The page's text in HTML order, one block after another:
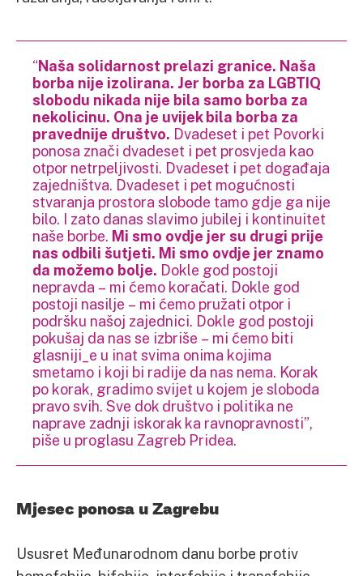
“Naša solidarnost prelazi granice. Naša
borba nije izolirana. Jer borba za LGBTIQ
slobodu nikada nije bila samo borba za
nekolicinu. Ona je uvijek bila borba za
pravednije društvo. Dvadeset i pet Povorki
ponosa znači dvadeset i pet prosvjeda kao
otpor netrpeljivosti. Dvadeset i pet događaja
zajedništva. Dvadeset i pet mogućnosti
stvaranja prostora slobode tamo gdje ga nije
bilo. I zato danas slavimo jubilej i kontinuitet
naše borbe. Mi smo ovdje jer su drugi prije
nas odbili šutjeti. Mi smo ovdje jer znamo
da možemo bolje. Dokle god postoji
nepravda – mi ćemo koračati. Dokle god
postoji nasilje – mi ćemo pružati otpor i
podršku našoj zajednici. Dokle god postoji
pokušaj da nas se izbriše – mi ćemo biti
glasniji_e u inat svima onima kojima
smetamo i koji bi radije da nas nema. Korak
po korak, gradimo svijet u kojem je sloboda
pravo svih. Sve dok društvo i politika ne
naprave zadnji iskorak ka ravnopravnosti”,
piše u proglasu Zagreb Pridea.
Mjesec ponosa u Zagrebu
Ususret Međunarodnom danu borbe protiv